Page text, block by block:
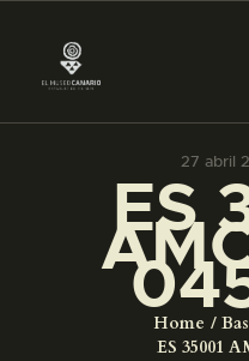
27 abril
ES
Home
ES 35001